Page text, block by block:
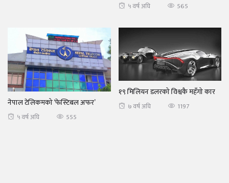
५ वर्ष अघि 565
नेपाल टेलिकमको ‘फेस्टिबल अफर’
५ वर्ष अघि 555
१९ मिलियन डलरको विश्वकै महँगो कार
७ वर्ष अघि 1197